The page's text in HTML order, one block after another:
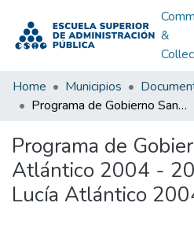
&
Home Municipios
Programa de Gobierno Santa Lucía Atlántico 2004 - 2007: PG Santa Lucía Atlántico 2004 - 2007
Programa de
Atlántico 2004 -
Lucía Atlántico